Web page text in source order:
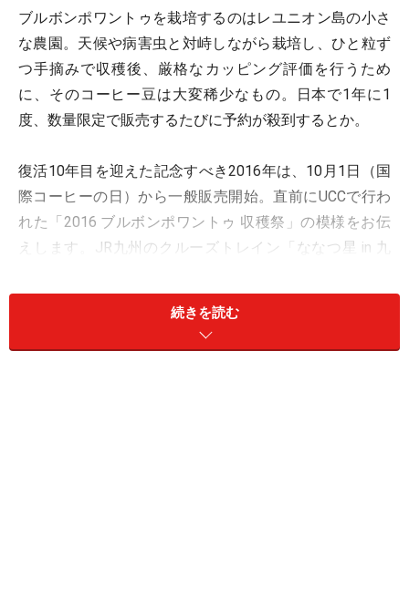
ブルボンポワントゥを栽培するのはレユニオン島の小さ
な農園。天候や病害虫と対峙しながら栽培し、ひと粒ず
つ手摘みで収穫後、厳格なカッピング評価を行うため
に、そのコーヒー豆は大変稀少なもの。日本で1年に1
度、数量限定で販売するたびに予約が殺到するとか。
復活10年目を迎えた記念すべき2016年は、10月1日（国
際コーヒーの日）から一般販売開始。直前にUCCで行わ
れた「2016 ブルボンポワントゥ 収穫祭」の模様をお伝
えします。JR九州のクルーズトレイン「ななつ星 in 九
した。
続きを読む